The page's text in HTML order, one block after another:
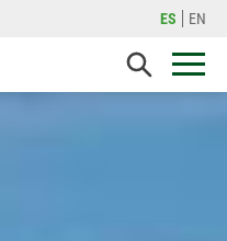
ES EN